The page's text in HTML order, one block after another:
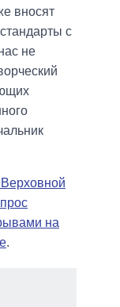
вносят
с
не
на
.